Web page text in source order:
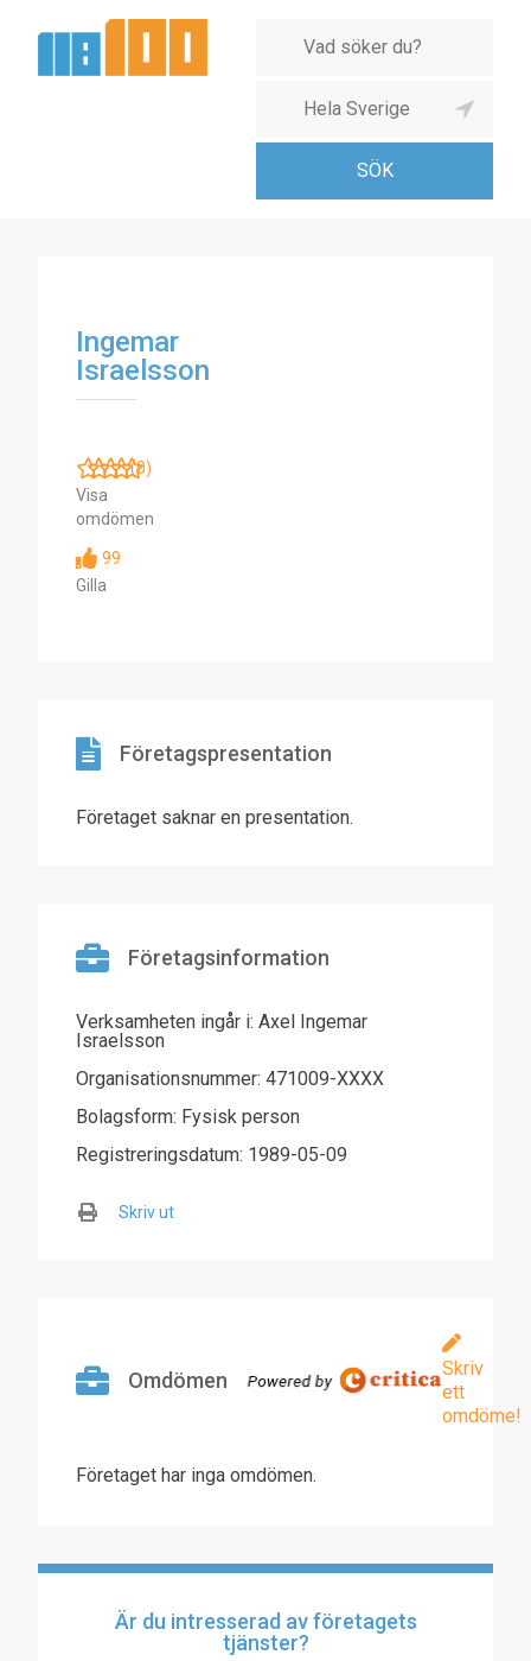
Ingemar
Israelsson
(0)
Visa
omdömen
99
Gilla
Företagspresentation
Företaget saknar en presentation.
Företagsinformation
Verksamheten ingår i: Axel Ingemar
Israelsson
Organisationsnummer: 471009-XXXX
Bolagsform: Fysisk person
Registreringsdatum: 1989-05-09
Skriv ut
Omdömen
Skriv
ett
omdöme!
Företaget har inga omdömen.
Är du intresserad av företagets
tjänster?